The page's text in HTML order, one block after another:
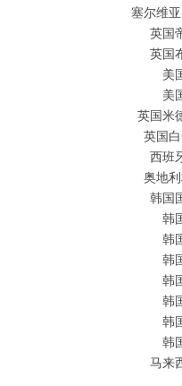
塞尔维
英国
英国
美
美
英国米
英国
西班
奥地
韩国
韩
韩
韩
韩
韩
韩
韩
马来